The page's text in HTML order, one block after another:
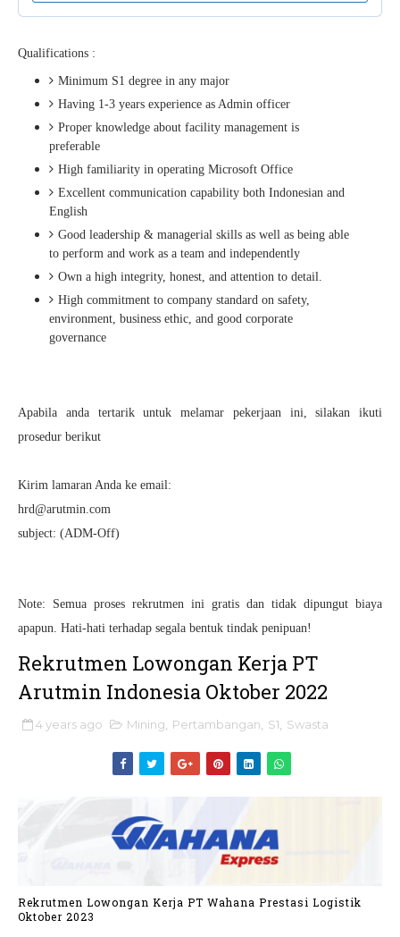
Qualifications :
Minimum S1 degree in any major
Having 1-3 years experience as Admin officer
Proper knowledge about facility management is
preferable
High familiarity in operating Microsoft Office
Excellent communication capability both Indonesian and
English
Good leadership & managerial skills as well as being able
to perform and work as a team and independently
Own a high integrity, honest, and attention to detail.
High commitment to company standard on safety,
environment, business ethic, and good corporate
governance
Apabila anda tertarik untuk melamar pekerjaan ini, silakan ikuti
prosedur berikut
Kirim lamaran Anda ke email:
hrd@arutmin.com
subject: (ADM-Off)
Note: Semua proses rekrutmen ini gratis dan tidak dipungut biaya
apapun. Hati-hati terhadap segala bentuk tindak penipuan!
Rekrutmen Lowongan Kerja PT
Arutmin Indonesia Oktober 2022
4 years ago Mining Pertambangan S1 Swasta
Rekrutmen Lowongan Kerja PT Wahana Prestasi Logistik
Oktober 2023